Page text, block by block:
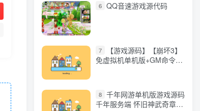
6 QQ音速游戏源代码
7
【游戏源码】【崩坏3】
免虚拟机单机版+GM命令
8 千年网游单机版游戏源码
千年服务端 怀旧神武奇章一